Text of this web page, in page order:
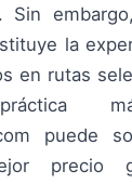
Sin
la
en rutas
puede
precio